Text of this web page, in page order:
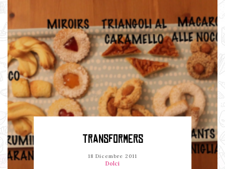
TRANSFORMERS
18 Dicembre 2011
Dolci